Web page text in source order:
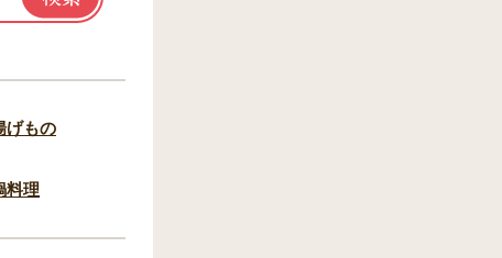
げもの
料理